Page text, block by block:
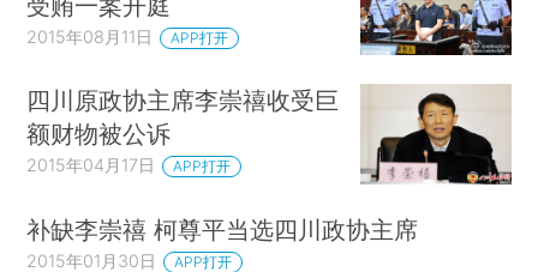
2015年08月11日 APP打开
四川原政协主席李崇禧收受巨
额财物被公诉
2015年04月17日 APP打开
补缺李崇禧 柯尊平当选四川政协主席
2015年01月30日 APP打开